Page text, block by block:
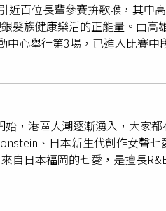
近百位長輩參賽拚歌喉，其中
髮族健康樂活的正能量。由高
心舉行第3場，已進入比賽中
放輕鬆，注意麥克風的握姿外
敢展現自我，享受歌唱帶來的
福先生。（圖／高雄市政府社
94號）舉行，歡迎大家踴躍參
會局長青綜合服務中心官網、
，港區人潮逐漸湧入，大家
、日本新生代創作女聲七
自日本福岡的七愛，是擅長
珠海岸國際音樂節的大舞台。
了許多新的粉絲。成軍逾30年